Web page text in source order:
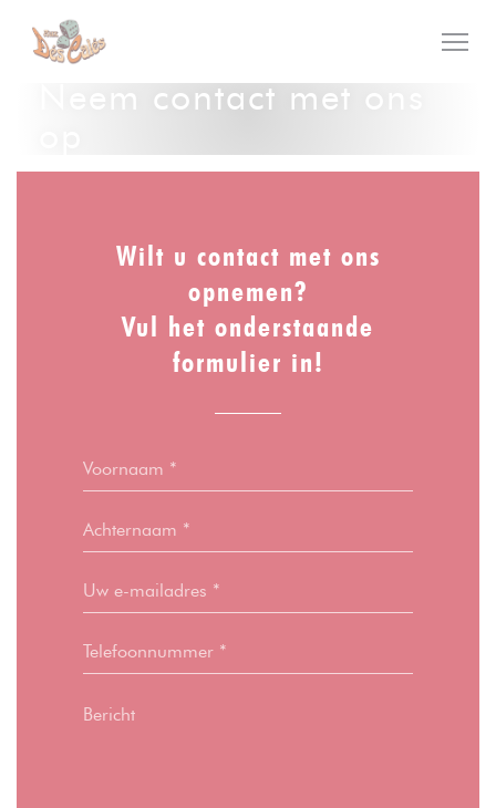
Cookies beheer paneel
Neem contact met ons
Wilt u contact met ons
opnemen?
Vul het onderstaande
formulier in!